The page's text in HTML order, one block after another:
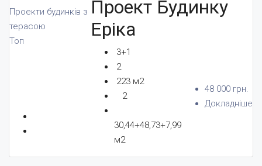
Проекти будинків з
терасою
Топ
Проект Будинку
Еріка
3+1
2
223 м2
2
30,44+48,73+7,99
м2
48 000 грн.
Докладніше